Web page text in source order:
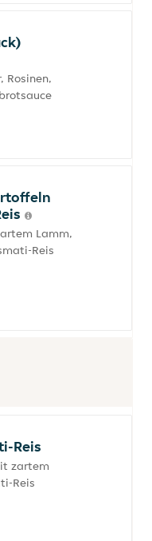
Rosinen,
Lamm,
Reis
Reis
zartem
Reis